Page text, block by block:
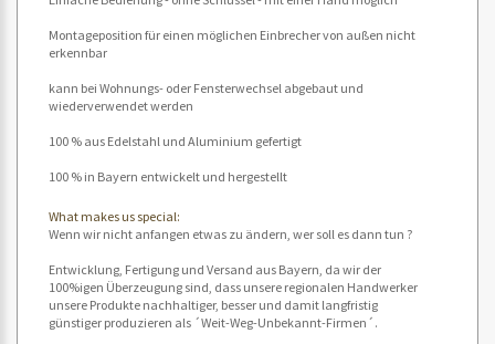
Montageposition für einen möglichen Einbrecher von außen nicht
erkennbar
kann bei Wohnungs- oder Fensterwechsel abgebaut und
wiederverwendet werden
100 % aus Edelstahl und Aluminium gefertigt
100 % in Bayern entwickelt und hergestellt
What makes us special:
Wenn wir nicht anfangen etwas zu ändern, wer soll es dann tun ?
Entwicklung, Fertigung und Versand aus Bayern, da wir der
100%igen Überzeugung sind, dass unsere regionalen Handwerker
unsere Produkte nachhaltiger, besser und damit langfristig
günstiger produzieren als ´Weit-Weg-Unbekannt-Firmen´.